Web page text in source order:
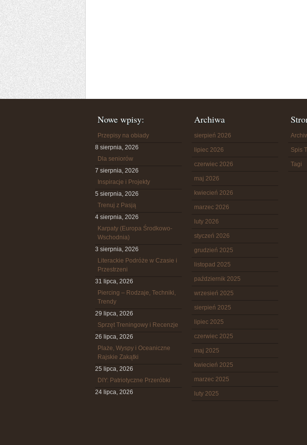
Nowe wpisy:
Przepisy na obiady
8 sierpnia, 2026
Dla seniorów
7 sierpnia, 2026
Inspiracje i Projekty
5 sierpnia, 2026
Trenuj z Pasją
4 sierpnia, 2026
Karpaty (Europa Środkowo-
Wschodnia)
3 sierpnia, 2026
Literackie Podróże w Czasie i
Przestrzeni
31 lipca, 2026
Piercing – Rodzaje, Techniki,
Trendy
29 lipca, 2026
Sprzęt Treningowy i Recenzje
26 lipca, 2026
Plaże, Wyspy i Oceaniczne
Rajskie Zakątki
25 lipca, 2026
DIY: Patriotyczne Przeróbki
24 lipca, 2026
Archiwa
sierpień 2026
lipiec 2026
czerwiec 2026
maj 2026
kwiecień 2026
marzec 2026
luty 2026
styczeń 2026
grudzień 2025
listopad 2025
październik 2025
wrzesień 2025
sierpień 2025
lipiec 2025
czerwiec 2025
maj 2025
kwiecień 2025
marzec 2025
luty 2025
Spis
Tagi